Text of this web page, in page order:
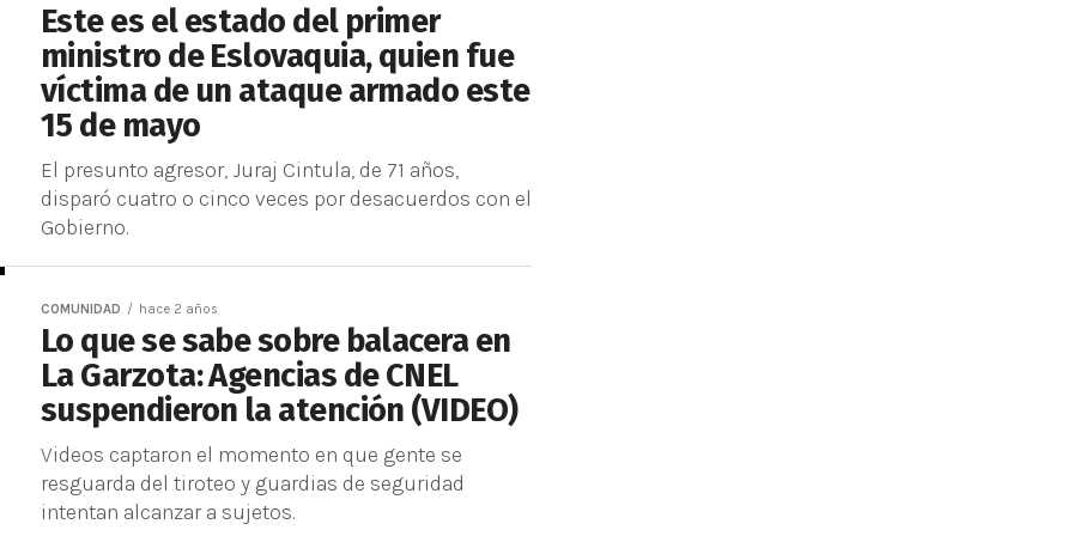
Este es el estado del primer
ministro de Eslovaquia, quien fue
víctima de un ataque armado este
15 de mayo
El presunto agresor, Juraj Cintula, de 71 años,
disparó cuatro o cinco veces por desacuerdos con el
Gobierno.
COMUNIDAD hace 2 años
Lo que se sabe sobre balacera en
La Garzota: Agencias de CNEL
suspendieron la atención (VIDEO)
Videos captaron el momento en que gente se
resguarda del tiroteo y guardias de seguridad
intentan alcanzar a sujetos.